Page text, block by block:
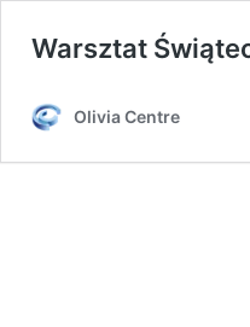
Warsztat
Olivia Centre